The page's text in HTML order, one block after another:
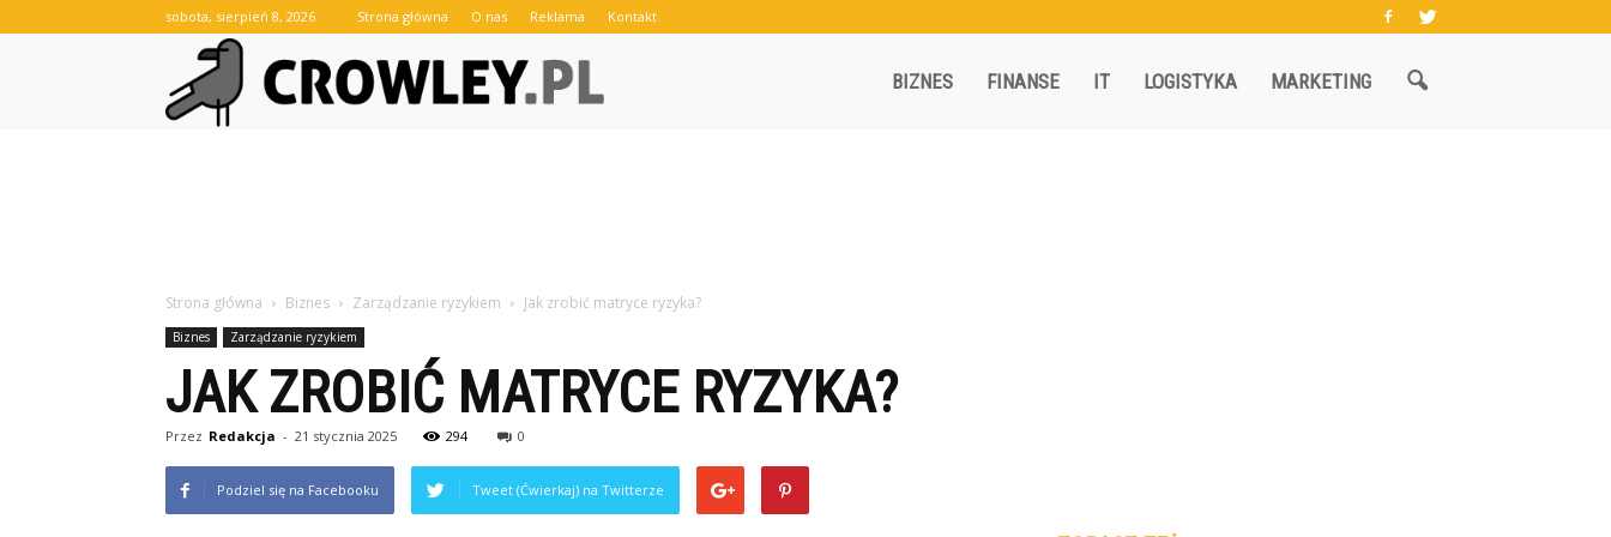
sobota, sierpień 8, 2026 Strona główna O nas Reklama Kontakt
BIZNES FINANSE IT LOGISTYKA MARKETING
Strona główna Biznes Zarządzanie ryzykiem Jak zrobić matryce ryzyka?
Biznes Zarządzanie ryzykiem
JAK ZROBIĆ MATRYCE RYZYKA?
Przez Redakcja - 21 stycznia 2025 294 0
Podziel się na Facebooku Tweet (Ćwierkaj) na Twitterze